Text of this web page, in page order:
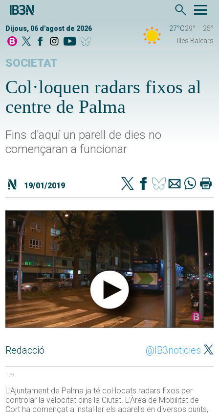
Dijous, 06 d'agost de 2026 27°C29°
25°
Illes Balears
SOCIETAT
Col·loquen radars fixos al
centre de Palma
Fins d'aquí un parell de dies no
començaran a funcionar
19/01/2019
Redacció @IB3noticies
179
L’Ajuntament de Palma ja té col·locats radars fixos per
controlar la velocitat dins la Ciutat. L’Àrea de Mobilitat de
Cort ha començat a instal·lar els aparells en diversos punts,